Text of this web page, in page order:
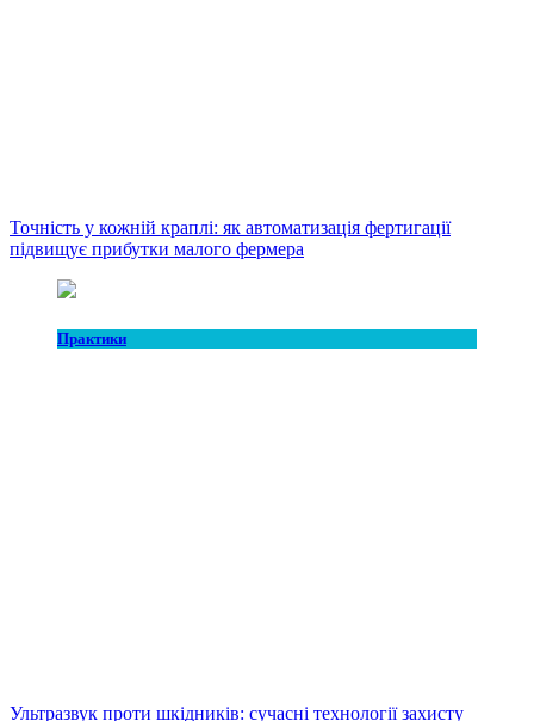
Точність у кожній краплі: як автоматизація фертигації
підвищує прибутки малого фермера
Практики
Ультразвук проти шкідників: сучасні технології захисту